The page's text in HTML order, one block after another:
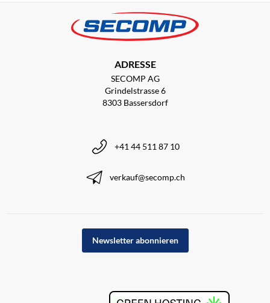
ADRESSE
SECOMP AG
Grindelstrasse 6
8303 Bassersdorf
+41 44 511 87 10
verkauf@secomp.ch
Newsletter abonnieren